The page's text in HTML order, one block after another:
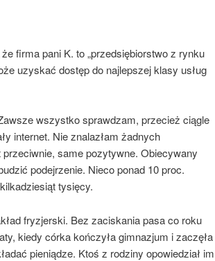
firma pani K. to „przedsiębiorstwo z rynku
uzyskać dostęp do najlepszej klasy usług
wszystko sprawdzam, przecież ciągle
internet. Nie znalazłam żadnych
same pozytywne. Obiecywany
podejrzenie. Nieco ponad 10 proc.
tysięcy.
fryzjerski. Bez zaciskania pasa co roku
kiedy córka kończyła gimnazjum i zaczęła
pieniądze. Ktoś z rodziny opowiedział im